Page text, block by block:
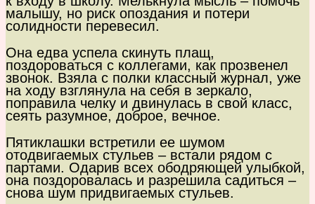
малышу, но риск опоздания и потери
солидности перевесил.
Она едва успела скинуть плащ,
поздороваться с коллегами, как прозвенел
звонок. Взяла с полки классный журнал, уже
на ходу взглянула на себя в зеркало,
поправила челку и двинулась в свой класс,
сеять разумное, доброе, вечное.
Пятиклашки встретили ее шумом
отодвигаемых стульев – встали рядом с
партами. Одарив всех ободряющей улыбкой,
она поздоровалась и разрешила садиться –
снова шум придвигаемых стульев.